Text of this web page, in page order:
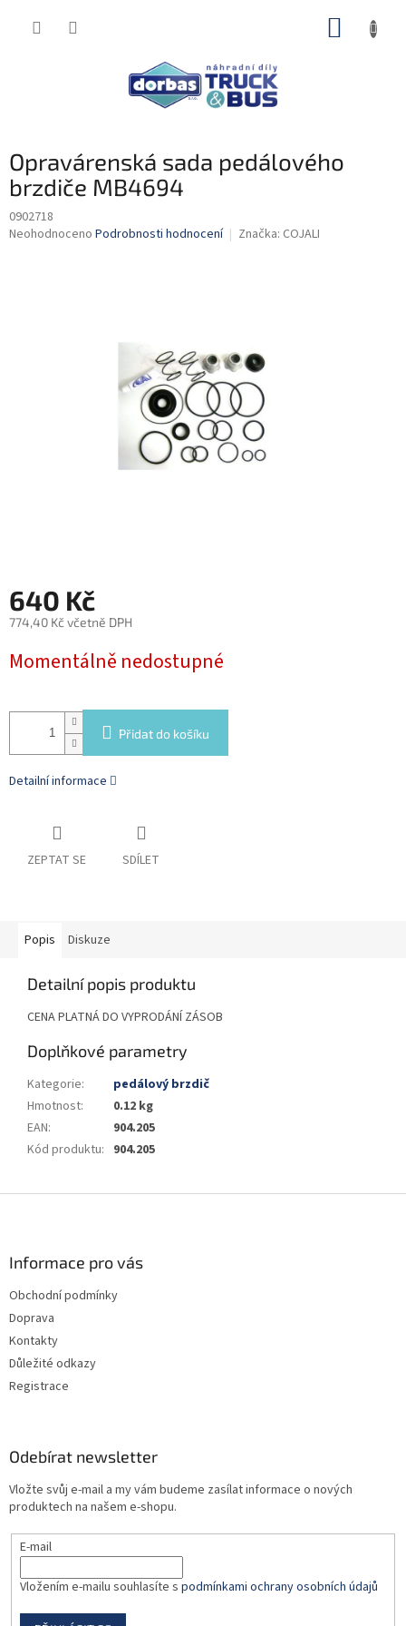
Opravárenská sada pedálového
brzdiče MB4694
0902718
Průměrné
Neohodnoceno Podrobnosti hodnocení Značka: COJALI
640 Kč
774,40 Kč včetně DPH
cena:
Momentálně nedostupné
Přidat do košíku
Detailní informace
ZEPTAT SE SDÍLET
Popis Diskuze
Detailní popis produktu
CENA PLATNÁ DO VYPRODÁNÍ ZÁSOB
Doplňkové parametry
Kategorie:
pedálový brzdič
Hmotnost:
0.12 kg
EAN:
904.205
Kód produktu: 904.205
Informace pro vás
Obchodní podmínky
Doprava
Kontakty
Důležité odkazy
Registrace
Odebírat newsletter
Vložte svůj e-mail a my vám budeme zasílat informace o nových
produktech na našem e-shopu.
E-mail
Vložením e-mailu souhlasíte s podmínkami ochrany osobních údajů